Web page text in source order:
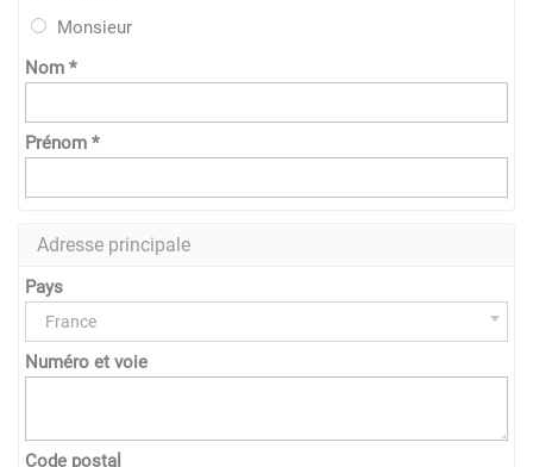
Monsieur
Nom *
Prénom *
Adresse principale
Pays
France
Numéro et voie
Code postal